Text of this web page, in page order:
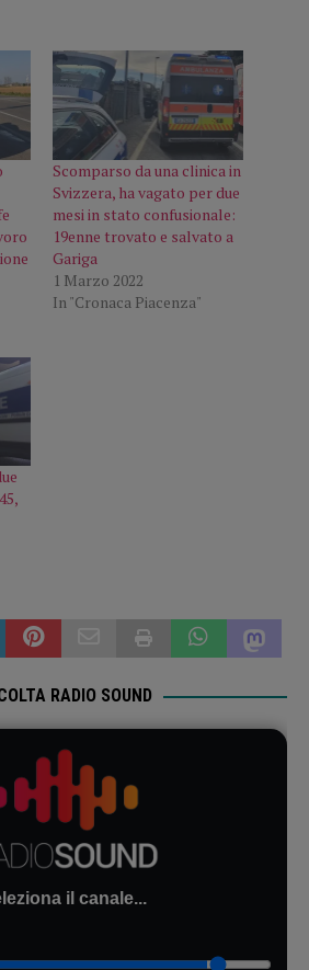
Scomparso da una clinica in
Svizzera, ha vagato per due
mesi in stato confusionale:
19enne trovato e salvato a
Gariga
1 Marzo 2022
In "Cronaca Piacenza"
RADIO SOUND
il canale...